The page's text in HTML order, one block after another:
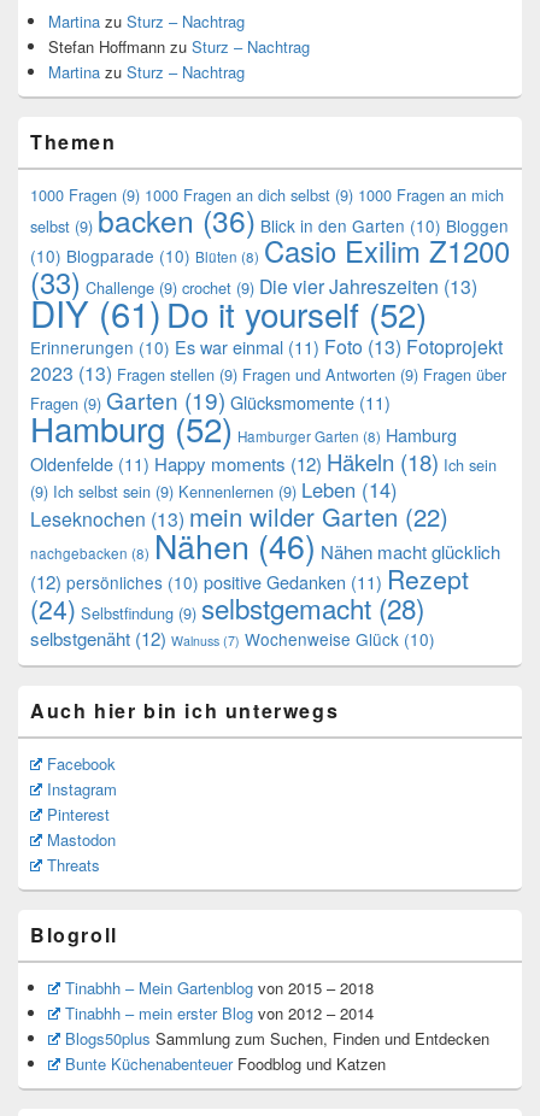
Martina zu Sturz – Nachtrag
Stefan Hoffmann zu Sturz – Nachtrag
Martina zu Sturz – Nachtrag
Themen
1000 Fragen (9) 1000 Fragen an dich selbst (9) 1000 Fragen an mich
selbst (9) backen (36) Blick in den Garten (10) Bloggen
(10) Blogparade (10) Blüten (8) Casio Exilim Z1200
(33) Challenge (9) crochet (9) Die vier Jahreszeiten (13)
DIY (61)Do it yourself (52)
Erinnerungen (10) Es war einmal (11) Foto (13) Fotoprojekt
2023 (13) Fragen stellen (9) Fragen und Antworten (9) Fragen über
Fragen (9) Garten (19) Glücksmomente (11)
Hamburg (52) Hamburger Garten (8) Hamburg
Oldenfelde (11) Happy moments (12) Häkeln (18) Ich sein
(9) Ich selbst sein (9) Kennenlernen (9) Leben (14)
Leseknochen (13) mein wilder Garten (22)
nachgebacken (8) Nähen (46) Nähen macht glücklich
(12) persönliches (10) positive Gedanken (11) Rezept
(24) Selbstfindung (9) selbstgemacht (28)
selbstgenäht (12) Walnuss (7) Wochenweise Glück (10)
Auch hier bin ich unterwegs
Facebook
Instagram
Pinterest
Mastodon
Threats
Blogroll
Tinabhh – Mein Gartenblogvon 2015 – 2018
Tinabhh – mein erster Blogvon 2012 – 2014
Blogs50plus Sammlung zum Suchen, Finden und Entdecken
Bunte KüchenabenteuerFoodblog und Katzen